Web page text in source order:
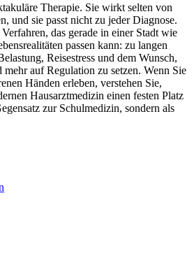
Therapie. Sie wirkt selten von
und sie passt nicht zu jeder Diagnose.
das gerade in einer Stadt wie
passen kann: zu langen
Reisestress und dem Wunsch,
auf Regulation zu setzen. Wenn Sie
Händen erleben, verstehen Sie,
Hausarztmedizin einen festen Platz
zur Schulmedizin, sondern als